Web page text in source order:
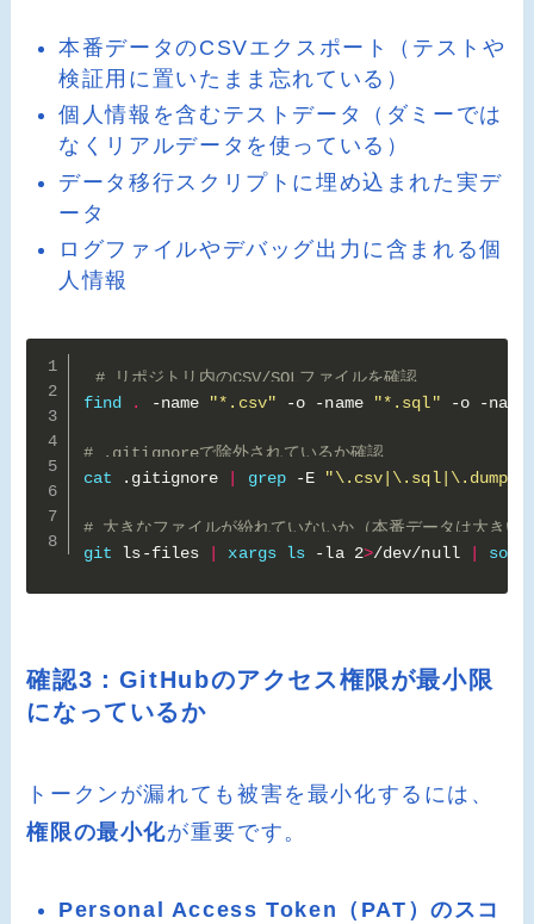
本番データのCSVエクスポート（テストや
検証用に置いたまま忘れている）
個人情報を含むテストデータ（ダミーでは
なくリアルデータを使っている）
データ移行スクリプトに埋め込まれた実デ
ータ
ログファイルやデバッグ出力に含まれる個
人情報
# リポジトリ内のCSV/SQLファイルを確認
find
. -name "*.csv" -o -name "*.sql" -o -
# .gitignoreで除外されているか確認
cat .gitignore grep -E
# 大きなファイルが紛れていないか（本番データは大きい
git ls-files xargs ls -la 2>/dev/null sort
確認3：GitHubのアクセス権限が最小限
になっているか
トークンが漏れても被害を最小化するには、
権限の最小化が重要です。
Personal Access Token（PAT）のスコ